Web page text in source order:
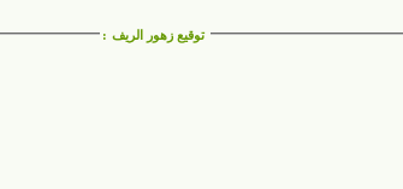
توقيع زهور الريف :